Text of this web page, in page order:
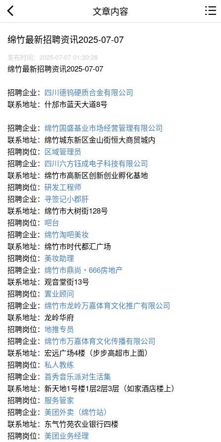
文章内容
绵竹最新招聘资讯2025-07-07
发布时间：2025-07-07 01:30:28
绵竹最新招聘资讯2025-07-07
招聘企业： 四川德钨硬质合金有限公司
联系地址：什邡市蓝天大道8号
招聘企业： 绵竹国盛基业市场经营管理有限公司
联系地址：绵竹城东新区金山街恒大商贸城内
招聘岗位： 区域管理员
招聘企业： 四川六方钰成电子科技有限公司
联系地址：绵竹市高新区创新创业孵化基地
招聘岗位： 研发工程师
招聘企业： 寻签记小郡肝
联系地址：绵竹市大树街128号
招聘岗位： 吧台
招聘企业： 绵竹淘吧美妆
联系地址：绵竹市时代都汇广场
招聘岗位： 美妆助理
招聘企业： 绵竹市鼎尚・666房地产
联系地址：观音堂街13号
招聘岗位： 置业顾问
招聘企业： 绵竹市龙岭万嘉体育文化推广有限公司
联系地址：龙岭华府
招聘岗位： 地推专员
招聘企业： 绵竹市万嘉体育文化传播有限公司
联系地址：宏远广场4楼（步步高超市上面）
招聘岗位： 私人教练
招聘企业： 首秀音乐派对生活集
联系地址：新天地1号楼1层2层3层（如家酒店楼上）
招聘岗位： 服务管家
招聘企业： 美团外卖（绵竹站）
联系地址：东气竹苑农业银行四楼
招聘岗位： 美团业务经理